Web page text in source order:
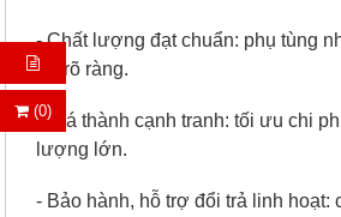
(0)
- Chất lượng đạt chuẩn: phụ tùng
xứ rõ ràng.
- Giá thành cạnh tranh: tối ưu chi
lượng lớn.
- Bảo hành, hỗ trợ đổi trả linh hoạt: